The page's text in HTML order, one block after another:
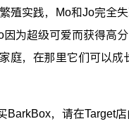
殖实践，Mo和Jo完全
因为超级可爱而获得高
庭，在那里它们可以成
BarkBox，请在Target